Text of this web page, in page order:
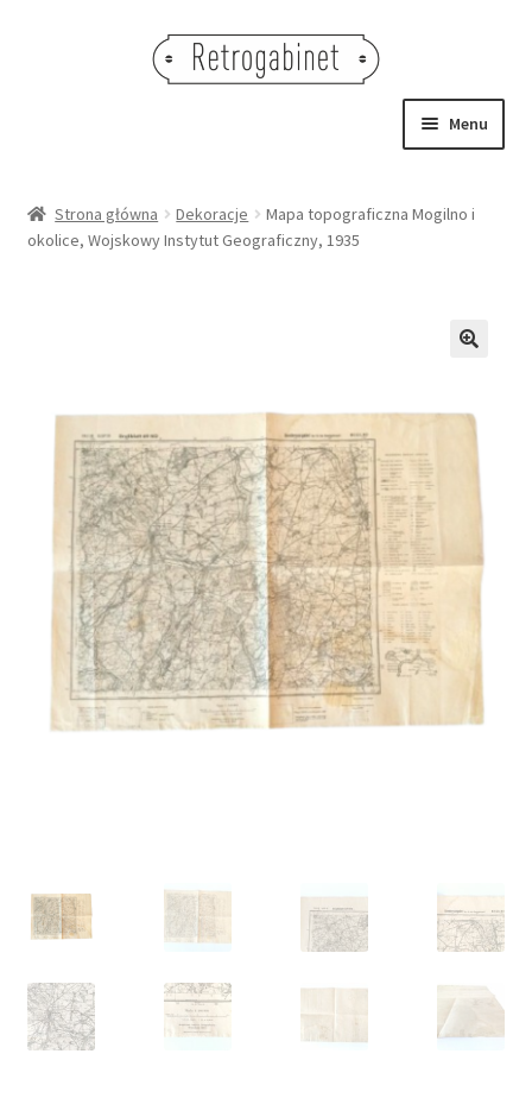
Menu
OBRAZY
OŚWIETLENIE
MEBLE
VARIA
Strona główna Dekoracje
Mapa topograficzna Mogilno i
okolice, Wojskowy Instytut Geograficzny, 1935